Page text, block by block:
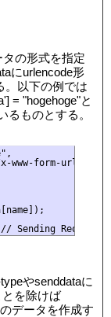
の形式を指定
にurlencode形
。以下の例では
= "hogehoge"と
ものとする。
www-form-
やsenddataに
を除けば
データを作成す